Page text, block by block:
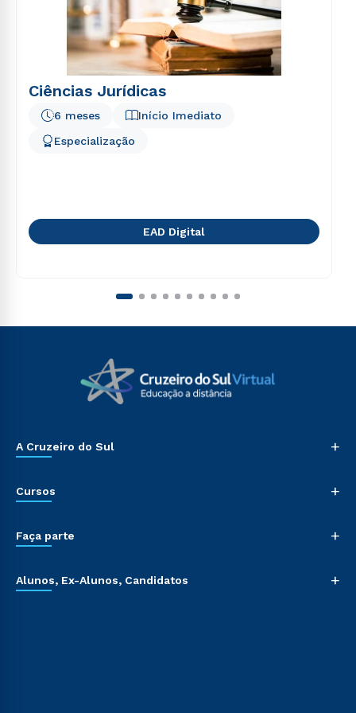
Ciências Jurídicas
Início Imediato
6 meses
Especialização
EAD Digital
A Cruzeiro do Sul +
Cursos +
Faça parte +
Alunos, Ex-Alunos, Candidatos +